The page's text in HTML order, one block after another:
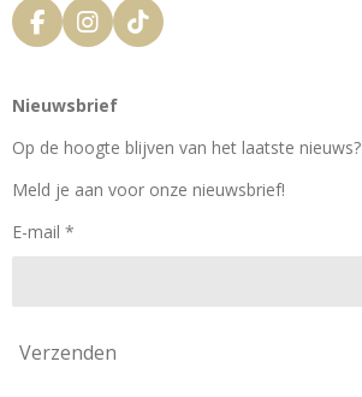
F
a
e
o
k
I
n
t
g
a
T
i
k
Nieuwsbrief
Op de hoogte blijven van het laatste nieuws?
Meld je aan voor onze nieuwsbrief!
E-mail *
Verzenden